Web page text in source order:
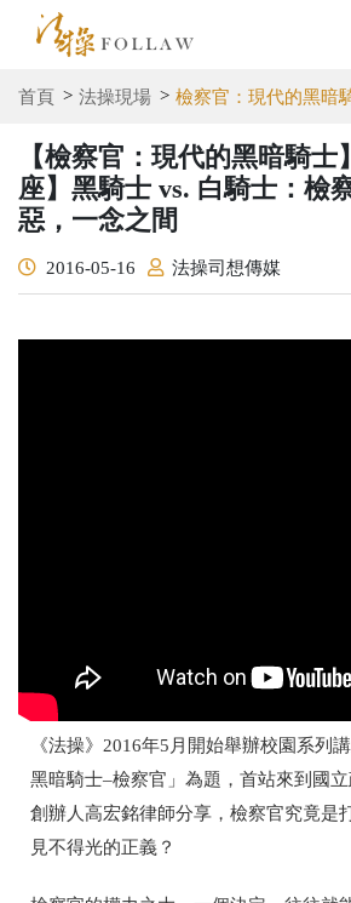
首頁 法操現場 檢察官：現代的黑暗
【檢察官：現代的黑暗騎
座】黑騎士 vs. 白騎士：檢
惡，一念之間
2016-05-16 法操司想傳媒
《法操》2016年5月開始舉辦校園系列
黑暗騎士–檢察官」為題，首站來到國
創辦人高宏銘律師分享，檢察官究竟是
見不得光的正義？